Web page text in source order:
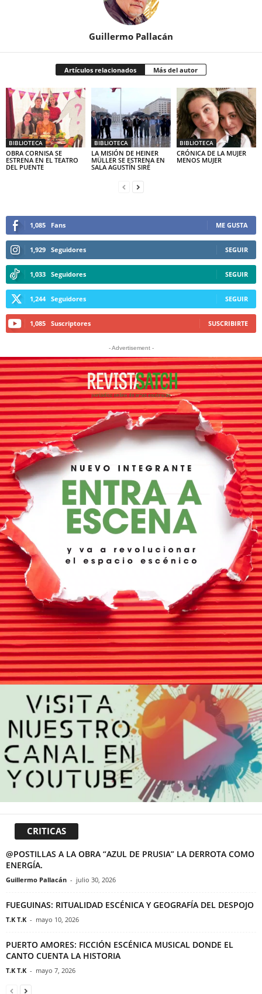
Guillermo Pallacán
Artículos relacionados Más del autor
BIBLIOTECA
OBRA CORNISA SE
ESTRENA EN EL TEATRO
DEL PUENTE
BIBLIOTECA
LA MISIÓN DE HEINER
MÜLLER SE ESTRENA EN
SALA AGUSTÍN SIRÉ
BIBLIOTECA
CRÓNICA DE LA MUJER
MENOS MUJER
1,085 Fans ME GUSTA
1,929 Seguidores SEGUIR
1,033 Seguidores SEGUIR
1,244 Seguidores SEGUIR
1,085 Suscriptores SUSCRIBIRTE
- Advertisement -
CRITICAS
@POSTILLAS A LA OBRA “AZUL DE PRUSIA” LA DERROTA COMO
ENERGÍA.
Guillermo Pallacán - julio 30, 2026
FUEGUINAS: RITUALIDAD ESCÉNICA Y GEOGRAFÍA DEL DESPOJO
T.K T.K - mayo 10, 2026
PUERTO AMORES: FICCIÓN ESCÉNICA MUSICAL DONDE EL
CANTO CUENTA LA HISTORIA
T.K T.K - mayo 7, 2026